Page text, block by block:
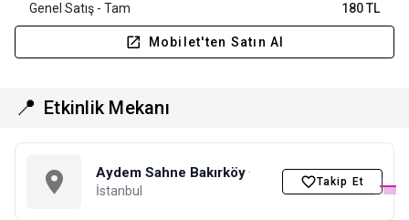
Genel Satış - Tam 180 TL
Mobilet'ten Satın Al
📍 Etkinlik Mekanı
Aydem Sahne Bakırköy ·
İstanbul
Takip Et